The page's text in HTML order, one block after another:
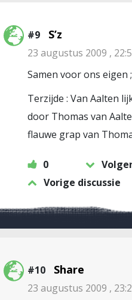
#9 S’z
23 augustus 2009 ,
Samen voor ons eigen
Terzijde : Van Aalten
door Thomas van
flauwe grap van
0
Vorige discussie
#10 Share
23 augustus 2009 ,